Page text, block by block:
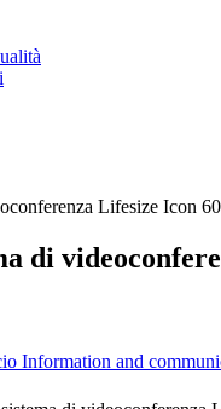
Lifesize Icon
di
Information and